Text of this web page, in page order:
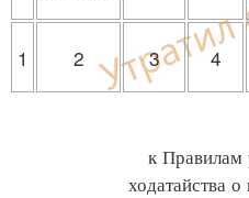
1 2 3 4
к Правилам
ходатайства